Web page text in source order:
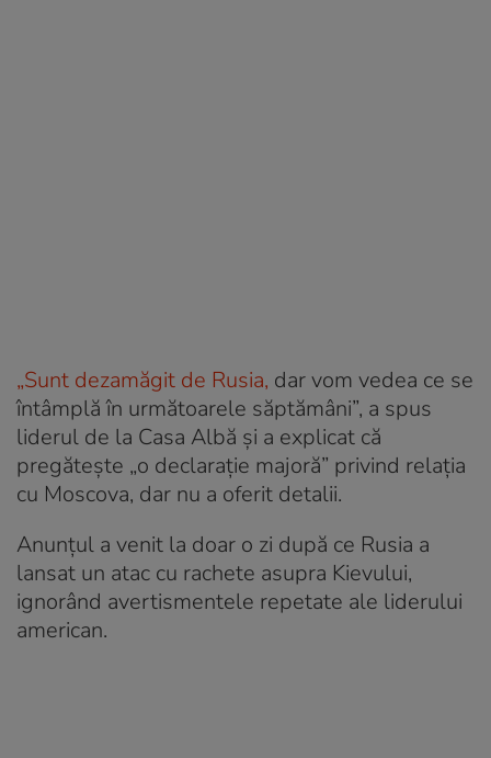
„Sunt dezamăgit de Rusia, dar vom vedea ce se
întâmplă în următoarele săptămâni”, a spus
liderul de la Casa Albă și a explicat că
pregătește „o declarație majoră” privind relația
cu Moscova, dar nu a oferit detalii.
Anunțul a venit la doar o zi după ce Rusia a
lansat un atac cu rachete asupra Kievului,
ignorând avertismentele repetate ale liderului
american.